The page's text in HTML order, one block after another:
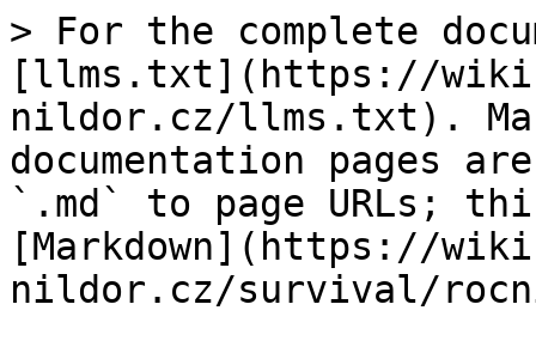
> For the complete
[llms.txt](https://
nildor.cz/llms.txt).
documentation pages
`.md` to page URLs;
[Markdown](https://
nildor.cz/survival/